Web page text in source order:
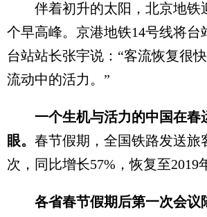
伴着初升的太阳，北京地铁
个早高峰。京港地铁14号线将台
台站站长张宇说：“客流恢复很
流动中的活力。”
一个生机与活力的中国在春
眼。 春节假期，全国铁路发送旅
次，同比增长57%，恢复至2019
各省春节假期后第一次会议